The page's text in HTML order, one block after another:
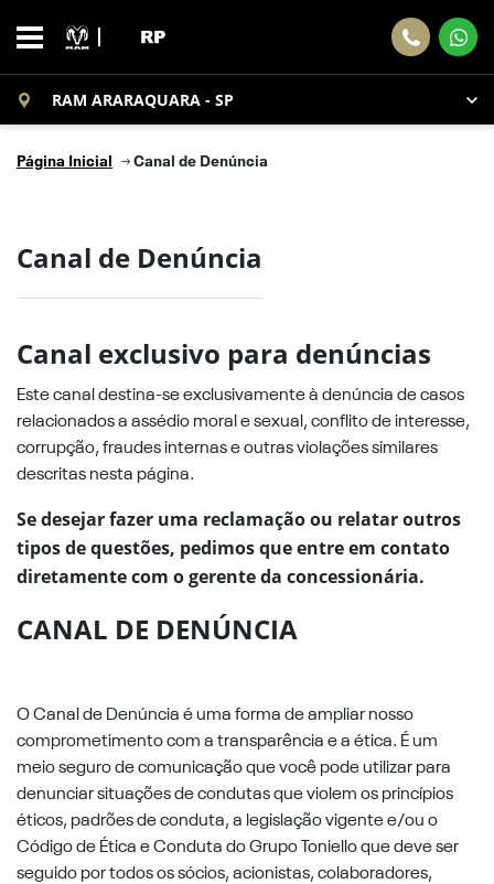
RAM ARARAQUARA - SP
Página Inicial Canal de Denúncia
Canal de Denúncia
Canal exclusivo para denúncias
Este canal destina-se exclusivamente à denúncia de casos
relacionados a assédio moral e sexual, conflito de interesse,
corrupção, fraudes internas e outras violações similares
descritas nesta página.
Se desejar fazer uma reclamação ou relatar outros
tipos de questões, pedimos que entre em contato
diretamente com o gerente da concessionária.
CANAL DE DENÚNCIA
O Canal de Denúncia é uma forma de ampliar nosso
comprometimento com a transparência e a ética. É um
meio seguro de comunicação que você pode utilizar para
denunciar situações de condutas que violem os princípios
éticos, padrões de conduta, a legislação vigente e/ou o
Código de Ética e Conduta do Grupo Toniello que deve ser
seguido por todos os sócios, acionistas, colaboradores,